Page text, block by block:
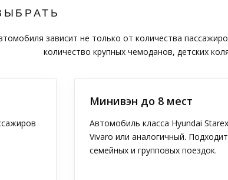
зависит не только от количества
количество крупных чемоданов, детских
Минивэн до 8 мест
Автомобиль класса Hyundai
Vivaro или аналогичный.
семейных и групповых поездок.